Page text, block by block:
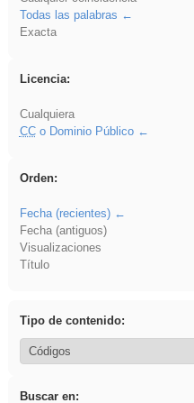
Todas las palabras
Exacta
Licencia:
Cualquiera
CCo Dominio Público
Orden:
Fecha (recientes)
Fecha (antiguos)
Visualizaciones
Título
Tipo de contenido:
Buscar en: